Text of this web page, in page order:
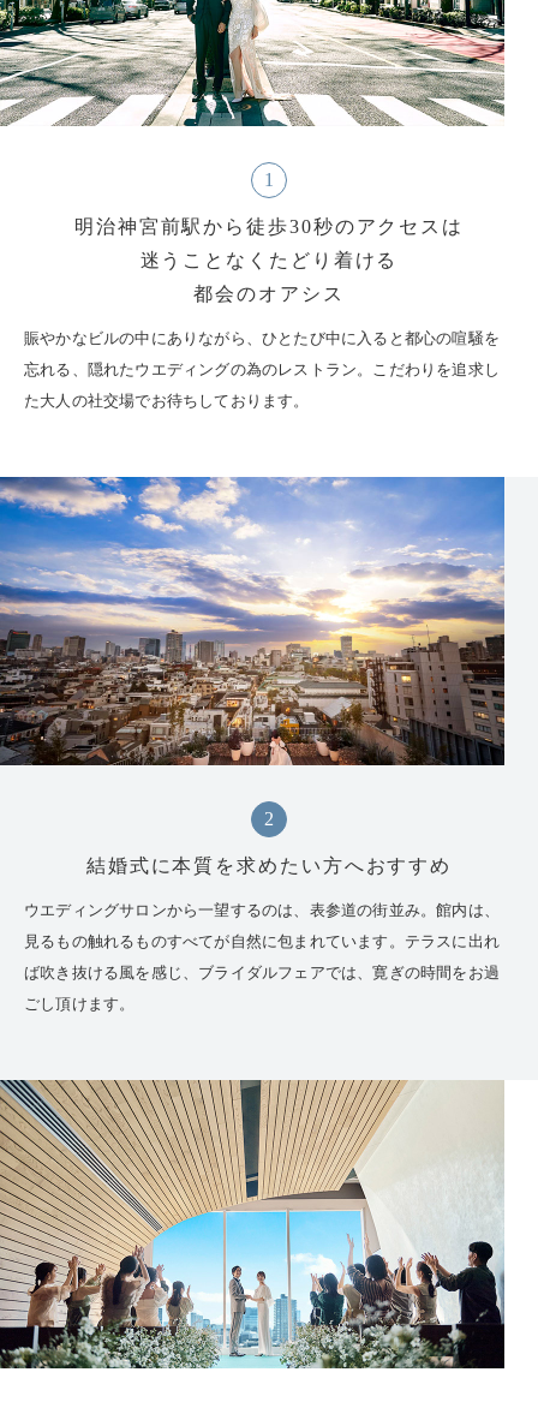
1
明治神宮前駅から徒歩30秒のアクセスは
迷うことなくたどり着ける
都会のオアシス
賑やかなビルの中にありながら、ひとたび中に入ると都心の喧騒を
忘れる、隠れたウエディングの為のレストラン。こだわりを追求し
た大人の社交場でお待ちしております。
2
結婚式に本質を求めたい方へおすすめ
ウエディングサロンから一望するのは、表参道の街並み。館内は、
見るもの触れるものすべてが自然に包まれています。テラスに出れ
ば吹き抜ける風を感じ、ブライダルフェアでは、寛ぎの時間をお過
ごし頂けます。